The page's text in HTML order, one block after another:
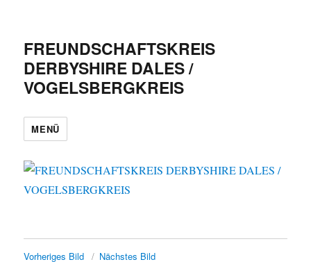
FREUNDSCHAFTSKREIS
DERBYSHIRE DALES /
VOGELSBERGKREIS
MENÜ
Vorheriges Bild Nächstes Bild